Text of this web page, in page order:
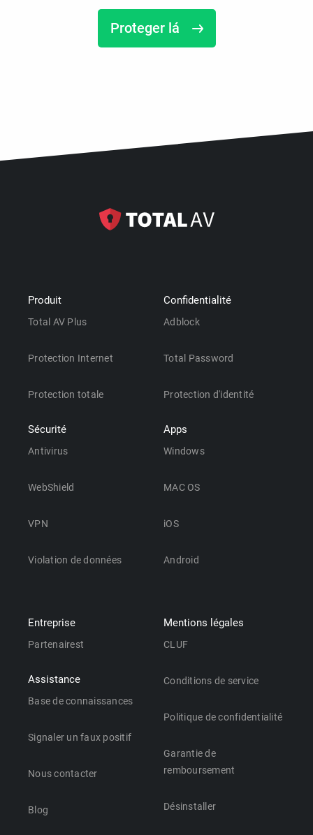
Proteger lá
Produit
Total AV Plus
Protection Internet
Protection totale
Sécurité
Antivirus
WebShield
VPN
Violation de données
Confidentialité
Adblock
Total Password
Protection d'identité
Apps
Windows
MAC OS
iOS
Android
Entreprise
Partenairest
Assistance
Base de connaissances
Signaler un faux positif
Nous contacter
Blog
Mentions légales
CLUF
Conditions de service
Politique de confidentialité
Garantie de
remboursement
Désinstaller